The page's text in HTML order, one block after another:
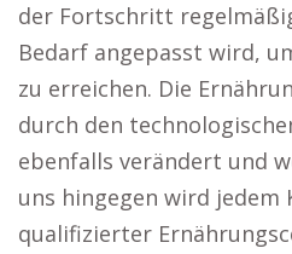
der Fortschritt
Bedarf angepasst wird,
zu erreichen. Die
durch den
ebenfalls verändert und
uns hingegen wird jedem
qualifizierter